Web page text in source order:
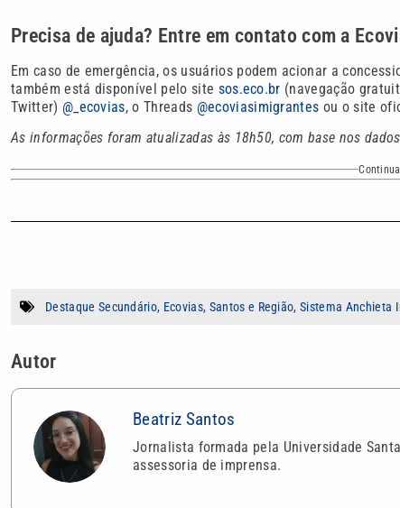
Precisa de ajuda? Entre em contato com a
Em caso de emergência, os usuários podem acionar a
também está disponível pelo site sos.eco.br (navegação
Twitter) @_ecovias, o Threads @ecoviasimigrantes ou o site
As informações foram atualizadas às 18h50, com base nos
Destaque Secundário, Ecovias, Santos e Região,Sistema Anchieta
Autor
Beatriz Santos
Jornalista formada pela Universidade
assessoria de imprensa.